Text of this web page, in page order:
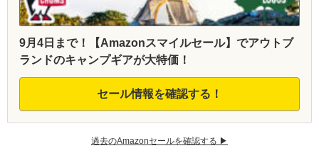
9月4日まで！【Amazonスマイルセール】でアウトブ
ランドのキャンプギアが大特価！
セール情報を確認する！
過去のAmazonセールを確認する ▶︎